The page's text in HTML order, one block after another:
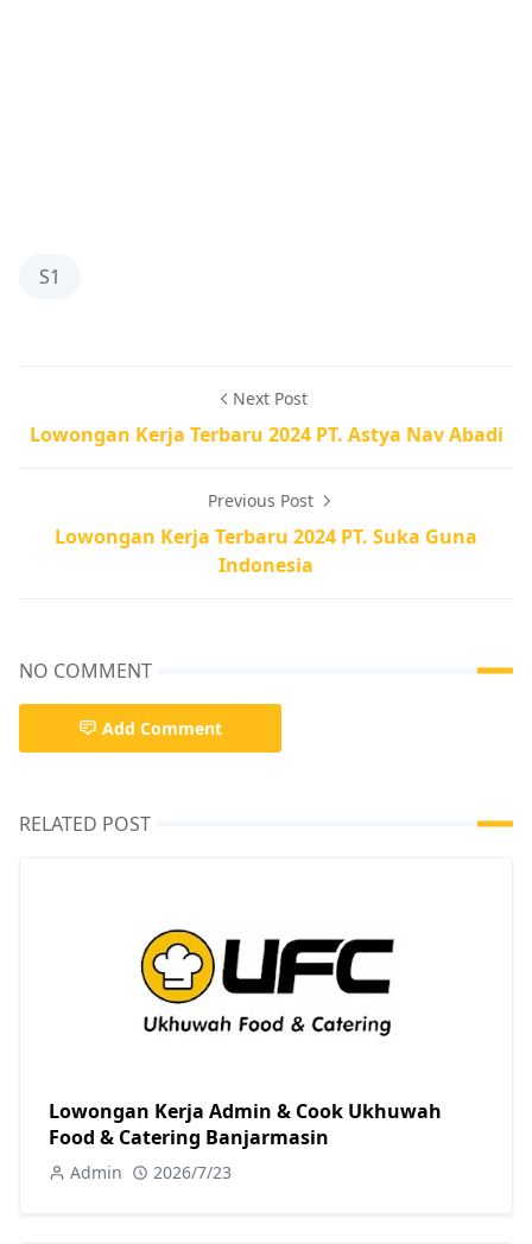
S1
Next Post
Lowongan Kerja Terbaru 2024 PT. Astya Nav Abadi
Previous Post
Lowongan Kerja Terbaru 2024 PT. Suka Guna
Indonesia
NO COMMENT
Add Comment
RELATED POST
Lowongan Kerja Admin & Cook Ukhuwah
Food & Catering Banjarmasin
Admin 2026/7/23